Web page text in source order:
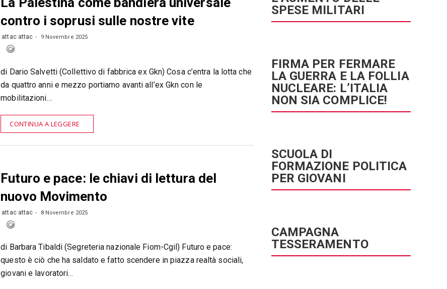
contro i soprusi sulle nostre vite
attac attac 9 Novembre 2025
di Dario Salvetti (Collettivo di fabbrica ex Gkn) Cosa c’entra la lotta che
da quattro anni e mezzo portiamo avanti all’ex Gkn con le
mobilitazioni…
CONTINUA A LEGGERE
Futuro e pace: le chiavi di lettura del
nuovo Movimento
attac attac 8 Novembre 2025
di Barbara Tibaldi (Segreteria nazionale Fiom-Cgil) Futuro e pace:
questo è ciò che ha saldato e fatto scendere in piazza realtà sociali,
giovani e lavoratori…
SPESE MILITARI
FIRMA PER FERMARE
LA GUERRA E LA FOLLIA
NUCLEARE: L’ITALIA
NON SIA COMPLICE!
SCUOLA DI
FORMAZIONE POLITICA
PER GIOVANI
CAMPAGNA
TESSERAMENTO